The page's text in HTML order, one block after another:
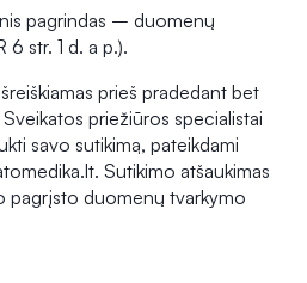
pagrindas – duomenų
6 str. 1 d. a p.).
prieš pradedant bet
priežiūros specialistai
savo sutikimą, pateikdami
Sutikimo atšaukimas
pagrįsto duomenų tvarkymo